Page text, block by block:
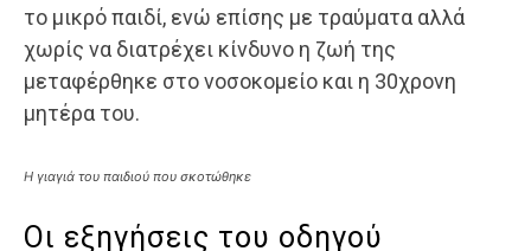
το μικρό παιδί, ενώ επίσης με τραύματα αλλά
χωρίς να διατρέχει κίνδυνο η ζωή της
μεταφέρθηκε στο νοσοκομείο και η 30χρονη
μητέρα του.
Η γιαγιά του παιδιού που σκοτώθηκε
Οι εξηγήσεις του οδηγού